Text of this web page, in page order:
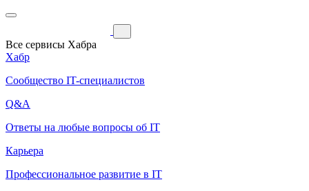
Все сервисы Хабра
Хабр
Сообщество IT-специалистов
Q&A
Ответы на любые вопросы об IT
Карьера
Профессиональное развитие в IT